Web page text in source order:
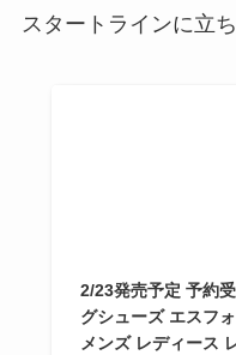
スタートラインに立
2/23発売予定 予約
グシューズ エスフ
メンズ レディース